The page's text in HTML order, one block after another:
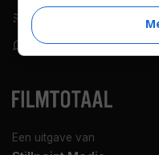
Een uitgave van
RSS-feed
WhatsApp